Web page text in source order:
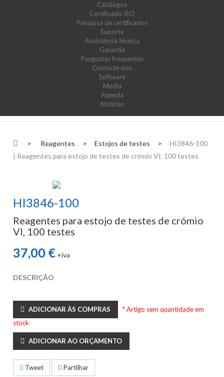
Catálogos
Certificado ISO
Pesquisa de certificados
Suporte
Assistência técnica
Garantia
Perguntas frequentes
Contacte-nos
Software
Media
Agenda
Notícias
> Reagentes > Estojos de testes >
HI3846-100
| Reagentes para estojo de testes de crómio VI, 100 testes
HI3846-100
Reagentes para estojo de testes de crómio
VI, 100 testes
37,00 € +iva
DESCRIÇÃO
ADICIONAR ÀS COMPRAS
* Artigo sem quantidade em
stock
ADICIONAR AO ORÇAMENTO
Tweet Partilhar